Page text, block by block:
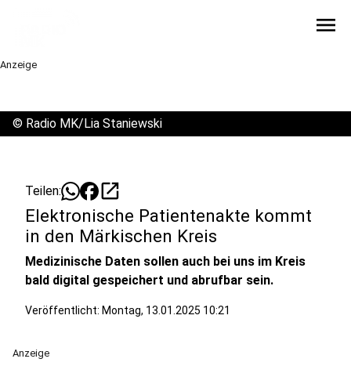
menu
Anzeige
© Radio MK/Lia Staniewski
Teilen: open_in_new
Elektronische Patientenakte kommt
in den Märkischen Kreis
Medizinische Daten sollen auch bei uns im Kreis
bald digital gespeichert und abrufbar sein.
Veröffentlicht: Montag, 13.01.2025 10:21
Anzeige